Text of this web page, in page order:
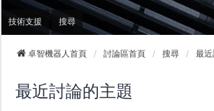
技術支援 搜尋
卓智機器人首頁 討論區首頁 搜尋 最
最近討論的主題